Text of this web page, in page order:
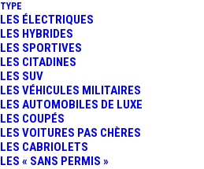
TYPE
LES ÉLECTRIQUES
LES HYBRIDES
LES SPORTIVES
LES CITADINES
LES SUV
LES VÉHICULES MILITAIRES
LES AUTOMOBILES DE LUXE
LES COUPÉS
LES VOITURES PAS CHÈRES
LES CABRIOLETS
LES « SANS PERMIS »